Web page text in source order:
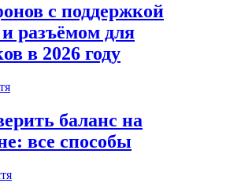
с поддержкой
разъёмом для
в 2026 году
баланс на
все способы